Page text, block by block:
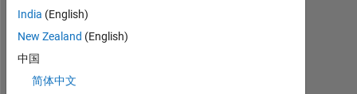
I
India (English)
New Zealand (English)
中国
简体中文